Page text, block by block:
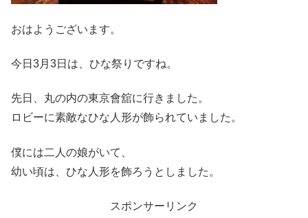
おはようございます。
今日3月3日は、ひな祭りですね。
先日、丸の内の東京會舘に行きました。
ロビーに素敵なひな人形が飾られていました。
僕には二人の娘がいて、
幼い頃は、ひな人形を飾ろうとしました。
スポンサーリンク